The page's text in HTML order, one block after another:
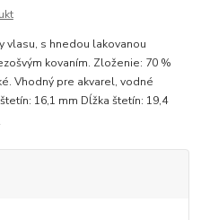
vlasu, s hnedou lakovanou
kovaním. Zloženie: 70 %
Vhodný pre akvarel, vodné
16,1 mm Dĺžka štetín: 19,4